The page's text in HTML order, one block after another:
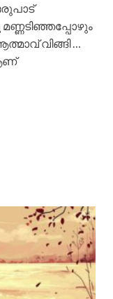
മണ്ണടിഞ്ഞപ്പോഴും
വിങ്ങി …